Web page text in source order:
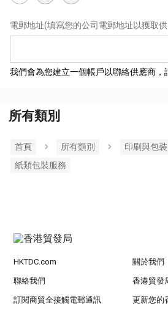
電郵地址(填寫您的公司電郵地址以獲取
我們會為您建立一個帳戶以聯絡供應商，
所有類別
首頁 所有類別
印刷與包
紙類包裝服務
HKTDC.com 關於我們
聯絡我們 香港貿發
訂閱商貿全接觸電郵通訊 更新您的